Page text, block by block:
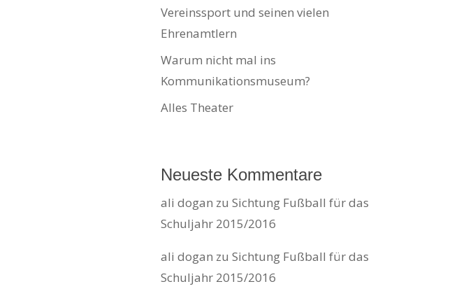
Vereinssport und seinen vielen
Ehrenamtlern
Warum nicht mal ins
Kommunikationsmuseum?
Alles Theater
Neueste Kommentare
ali dogan zuSichtung Fußball für das
Schuljahr 2015/2016
ali dogan zuSichtung Fußball für das
Schuljahr 2015/2016